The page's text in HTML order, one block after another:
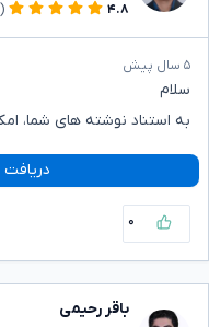
۴.۸
(۲۱)
۵ سال پیش
سلام
به استناد نوشته های شما،
دریافت
۰
باقر رحیمی